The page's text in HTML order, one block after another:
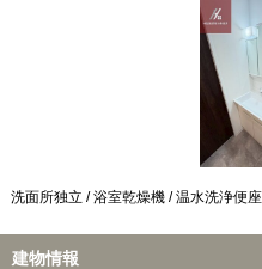
洗面所独立 / 浴室乾燥機 / 温水洗浄便座
建物情報